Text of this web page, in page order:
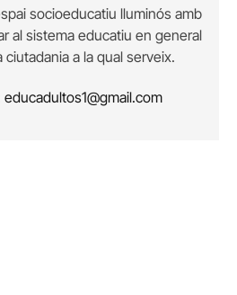
socioeducatiu lluminós amb
al sistema educatiu en general
a la qual serveix.
educadultos1@gmail.com